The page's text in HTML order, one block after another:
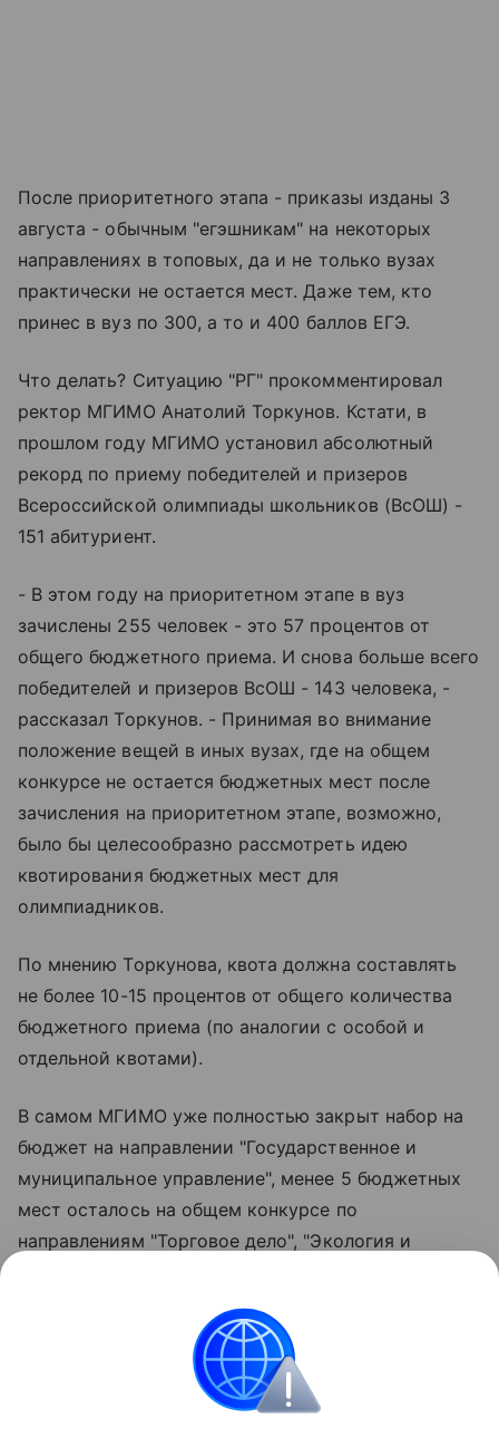
После приоритетного этапа - приказы изданы 3
августа - обычным "егэшникам" на некоторых
направлениях в топовых, да и не только вузах
практически не остается мест. Даже тем, кто
принес в вуз по 300, а то и 400 баллов ЕГЭ.
Что делать? Ситуацию "РГ" прокомментировал
ректор МГИМО Анатолий Торкунов. Кстати, в
прошлом году МГИМО установил абсолютный
рекорд по приему победителей и призеров
Всероссийской олимпиады школьников (ВсОШ) -
151 абитуриент.
- В этом году на приоритетном этапе в вуз
зачислены 255 человек - это 57 процентов от
общего бюджетного приема. И снова больше всего
победителей и призеров ВсОШ - 143 человека, -
рассказал Торкунов. - Принимая во внимание
положение вещей в иных вузах, где на общем
конкурсе не остается бюджетных мест после
зачисления на приоритетном этапе, возможно,
было бы целесообразно рассмотреть идею
квотирования бюджетных мест для
олимпиадников.
По мнению Торкунова, квота должна составлять
не более 10-15 процентов от общего количества
бюджетного приема (по аналогии с особой и
отдельной квотами).
В самом МГИМО уже полностью закрыт набор на
бюджет на направлении "Государственное и
муниципальное управление", менее 5 бюджетных
мест осталось на общем конкурсе по
направлениям "Торговое дело", "Экология и
"Социология". Четверть бюджетных мест пока
остается вакантной на направлении
"Международные отношения" и треть - на
направлениях "Юриспруденция" и "Журналистика".